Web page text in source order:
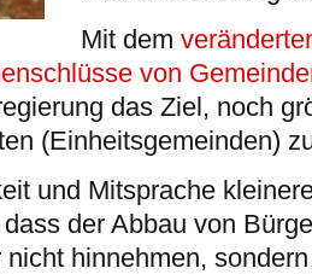
Mit dem
von
das Ziel, noch
(Einheitsgemeinden)
und Mitsprache
der Abbau von
hinnehmen,